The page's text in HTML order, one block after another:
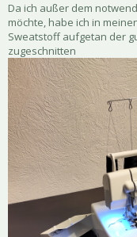
Da ich außer dem
möchte, habe ich in
Sweatstoff aufgetan der
zugeschnitten